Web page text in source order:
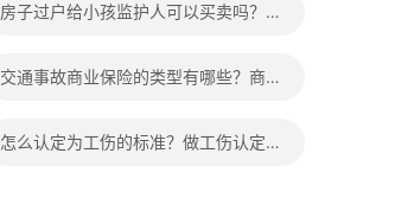
房子过户给小孩监护人可以买卖吗？房
交通事故商业保险的类型有哪些？商业
怎么认定为工伤的标准？做工伤认定期